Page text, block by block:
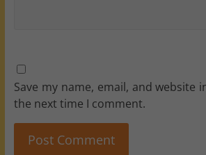
Save my name, email, and website
the next time I comment.